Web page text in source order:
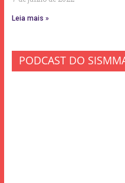
Leia mais »
PODCAST DO